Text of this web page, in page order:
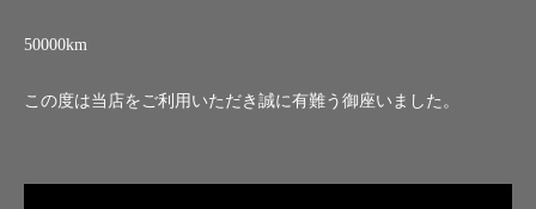
50000km
この度は当店をご利用いただき誠に有難う御座いました。